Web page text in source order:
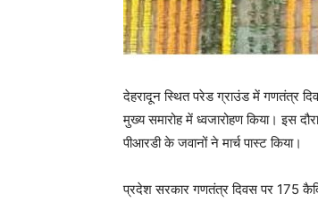
देहरादून स्थित परेड ग्राउंड में गणतंत्र
मुख्य समारोह में ध्वजारोहण किया। इस
पीआरडी के जवानों ने मार्च पास्ट किया।
प्रदेश सरकार गणतंत्र दिवस पर 175